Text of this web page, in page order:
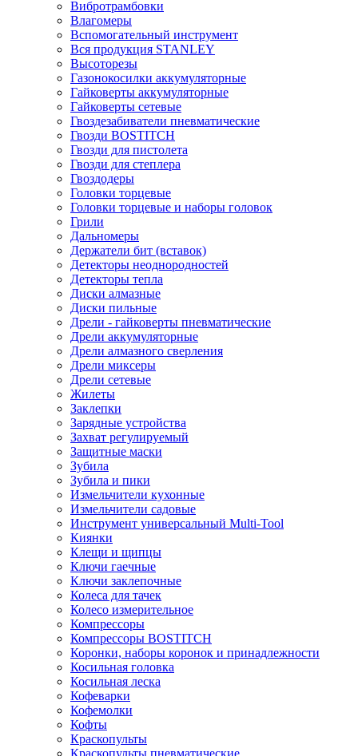
Вибротрамбовки
Влагомеры
Вспомогательный инструмент
Вся продукция STANLEY
Высоторезы
Газонокосилки аккумуляторные
Гайковерты аккумуляторные
Гайковерты сетевые
Гвоздезабиватели пневматические
Гвозди BOSTITCH
Гвозди для пистолета
Гвозди для степлера
Гвоздодеры
Головки торцевые
Головки торцевые и наборы головок
Грили
Дальномеры
Держатели бит (вставок)
Детекторы неоднородностей
Детекторы тепла
Диски алмазные
Диски пильные
Дрели - гайковерты пневматические
Дрели аккумуляторные
Дрели алмазного сверления
Дрели миксеры
Дрели сетевые
Жилеты
Заклепки
Зарядные устройства
Захват регулируемый
Защитные маски
Зубила
Зубила и пики
Измельчители кухонные
Измельчители садовые
Инструмент универсальный Multi-Tool
Киянки
Клещи и щипцы
Ключи гаечные
Ключи заклепочные
Колеса для тачек
Колесо измерительное
Компрессоры
Компрессоры BOSTITCH
Коронки, наборы коронок и принадлежности
Косильная головка
Косильная леска
Кофеварки
Кофемолки
Кофты
Краскопульты
Краскопульты пневматические